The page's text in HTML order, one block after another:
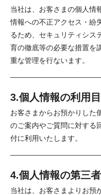
当社は、お客さまの個人情
情報への不正アクセス・紛
るため、セキュリティシス
育の徹底等の必要な措置を
重な管理を行ないます。
3.個人情報の利用
お客さまからお預かりした
のご案内やご質問に対する
付に利用いたします。
4.個人情報の第三
当社は、お客さまよりお預